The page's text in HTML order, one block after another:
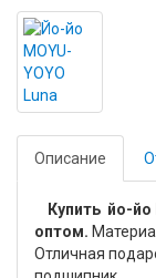
Описание
Купить йо-йо
оптом.
Отличная